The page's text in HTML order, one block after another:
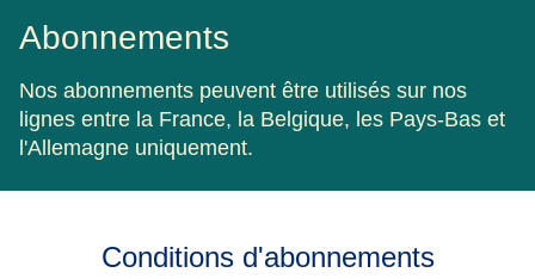
Abonnements
Nos abonnements peuvent être utilisés sur nos
lignes entre la France, la Belgique, les Pays-Bas et
l'Allemagne uniquement.
Conditions d'abonnements